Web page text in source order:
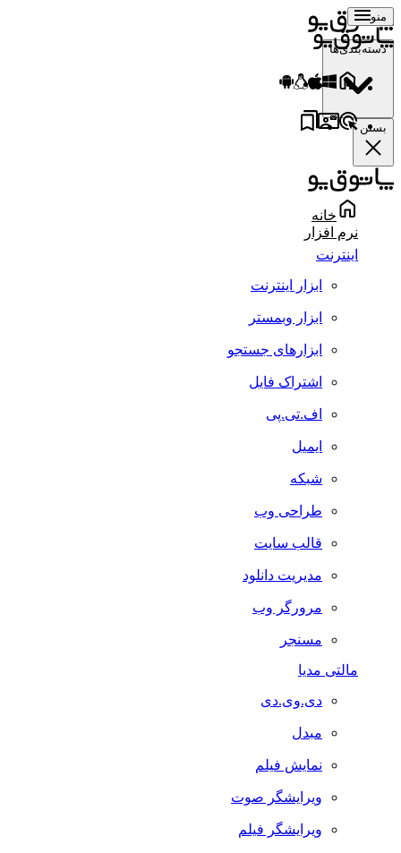
منو
دسته‌بندی‌ها
بستن
خانه
نرم افزار
اینترنت
ابزار اینترنت
ابزار وبمستر
ابزارهای جستجو
اشتراک فایل
اف.تی.پی
ایمیل
شبکه
طراحی وب
قالب سایت
مدیریت دانلود
مرورگر وب
مسنجر
مالتی مدیا
دی.وی.دی
مبدل
نمایش فیلم
ویرایشگر صوت
ویرایشگر فیلم